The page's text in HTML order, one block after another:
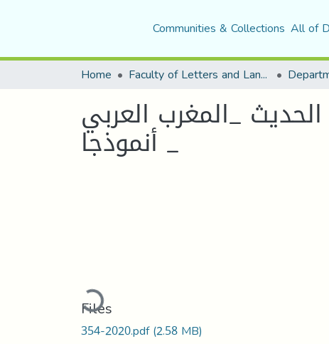
Communities & Collections All of
Home Faculty of Letters and Languages
_المغرب العربي
أنموذجا _
Loading...
Files
354-2020.pdf(2.58 MB)